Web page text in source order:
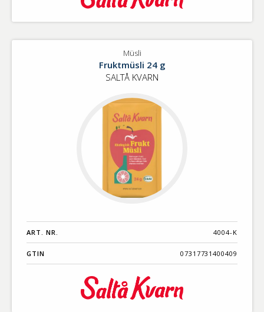
Müsli
Fruktmüsli 24 g
SALTÅ KVARN
ART. NR. 4004-K
GTIN 07317731400409